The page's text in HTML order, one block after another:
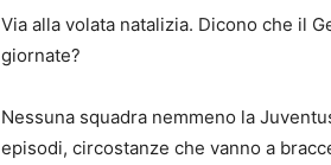
Via alla volata natalizia. Dicono che il
giornate?
Nessuna squadra nemmeno la
episodi, circostanze che vanno a